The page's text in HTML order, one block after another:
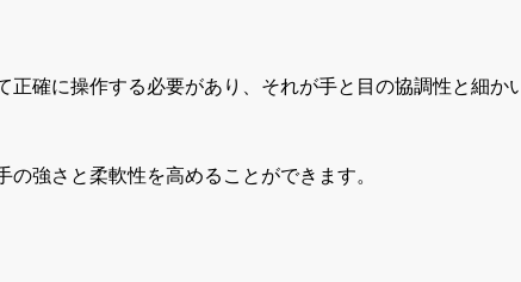
確に操作する必要があり、それが手と目の協調性と細か
強さと柔軟性を高めることができます。